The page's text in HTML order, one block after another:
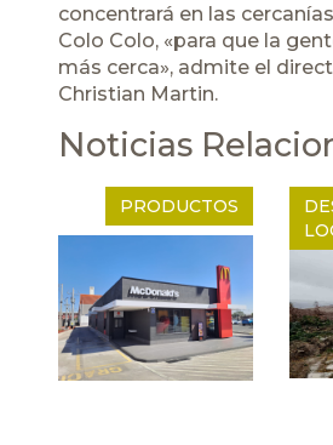
concentrará en las
Colo Colo, «para que la
más cerca», admite el
Christian Martin.
Noticias
PRODUCTOS